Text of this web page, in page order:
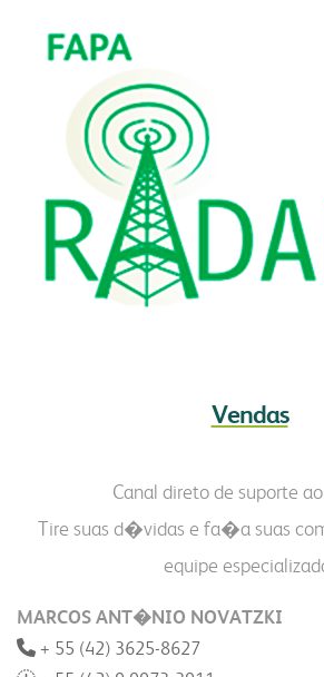
Vendas
Canal direto de suporte
Tire suas d�vidas e fa�a suas
equipe
MARCOS ANT�NIO NOVATZKI
+ 55 (42) 3625-8627